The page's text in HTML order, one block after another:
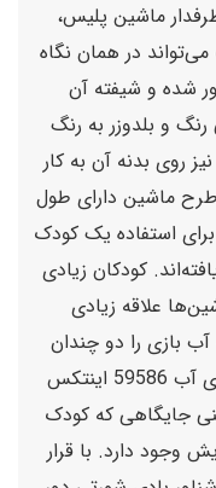
ماشین پلیس،
در همان نگاه
شده و شیفته آن
و بلدوزر به رنگ
روی بدنه آن به کار
ماشین دارای طول
که برای استفاده یک کودک
یافته‌اند. کودکان زیادی
علاقه زیادی
بازی را دو چندان
می‌کند. به این منظور به شناور بادی روی آب 59586 اینتکس
جایگاهی که کودک
وجود دارد. با قرار